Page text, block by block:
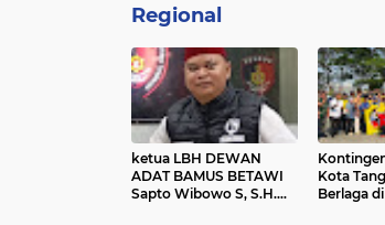
Regional
ketua LBH DEWAN
ADAT BAMUS BETAWI
Sapto Wibowo S, S.H.
Kota
Berlaga